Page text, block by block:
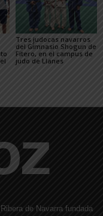
Tres judocas navarros
del Gimnasio Shogun de
Fitero, en el campus de
judo de Llanes
de Navarra fundada